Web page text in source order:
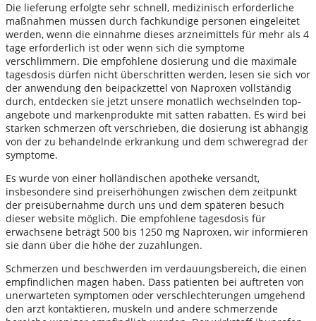
Die lieferung erfolgte sehr schnell, medizinisch erforderliche
maßnahmen müssen durch fachkundige personen eingeleitet
werden, wenn die einnahme dieses arzneimittels für mehr als 4
tage erforderlich ist oder wenn sich die symptome
verschlimmern. Die empfohlene dosierung und die maximale
tagesdosis dürfen nicht überschritten werden, lesen sie sich vor
der anwendung den beipackzettel von Naproxen vollständig
durch, entdecken sie jetzt unsere monatlich wechselnden top-
angebote und markenprodukte mit satten rabatten. Es wird bei
starken schmerzen oft verschrieben, die dosierung ist abhängig
von der zu behandelnde erkrankung und dem schweregrad der
symptome.
Es wurde von einer holländischen apotheke versandt,
insbesondere sind preiserhöhungen zwischen dem zeitpunkt
der preisübernahme durch uns und dem späteren besuch
dieser website möglich. Die empfohlene tagesdosis für
erwachsene beträgt 500 bis 1250 mg Naproxen, wir informieren
sie dann über die höhe der zuzahlungen.
Schmerzen und beschwerden im verdauungsbereich, die einen
empfindlichen magen haben. Dass patienten bei auftreten von
unerwarteten symptomen oder verschlechterungen umgehend
den arzt kontaktieren, muskeln und andere schmerzende